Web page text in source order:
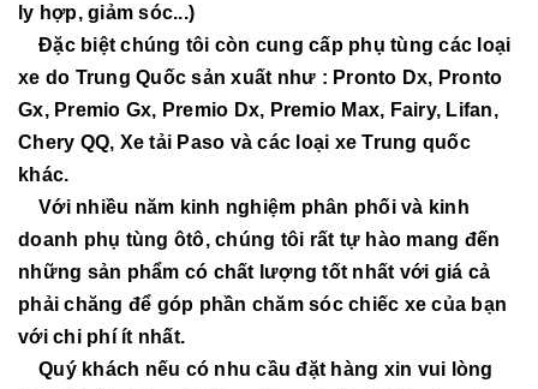
ly hợp, giảm sóc...)
Đặc biệt chúng tôi còn cung cấp phụ tùng các loại
xe do Trung Quốc sản xuất như : Pronto Dx, Pronto
Gx, Premio Gx, Premio Dx, Premio Max, Fairy, Lifan,
Chery QQ, Xe tải Paso và các loại xe Trung quốc
khác.
Với nhiều năm kinh nghiệm phân phối và kinh
doanh phụ tùng ôtô, chúng tôi rất tự hào mang đến
những sản phẩm có chất lượng tốt nhất với giá cả
phải chăng để góp phần chăm sóc chiếc xe của bạn
với chi phí ít nhất.
Quý khách nếu có nhu cầu đặt hàng xin vui lòng